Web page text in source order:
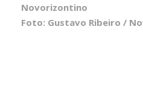
Novorizontino
Foto: Gustavo Ribeiro /